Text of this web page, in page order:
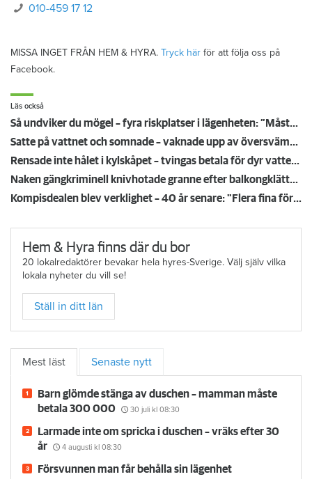
010-459 17 12
MISSA INGET FRÅN HEM & HYRA. Tryck här för att följa oss på
Facebook.
Läs också
Så undviker du mögel – fyra riskplatser i lägenheten: ”Måste städa bort”
Satte på vattnet och somnade – vaknade upp av översvämning hos grannen
Rensade inte hålet i kylskåpet – tvingas betala för dyr vattenskada
Naken gängkriminell knivhotade granne efter balkongklättring
Kompisdealen blev verklighet – 40 år senare: "Flera fina fördelar med att dela bostad"
Hem & Hyra finns där du bor
20 lokalredaktörer bevakar hela hyres-Sverige. Välj själv vilka
lokala nyheter du vill se!
Ställ in ditt län
Mest läst Senaste nytt
Barn glömde stänga av duschen – mamman måste
betala 300 000
30 juli kl 08:30
Larmade inte om spricka i duschen – vräks efter 30
år
4 augusti kl 08:30
Försvunnen man får behålla sin lägenhet